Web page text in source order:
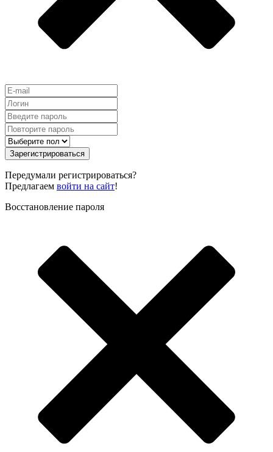
Зарегистрироваться
Передумали регистрироваться?
Предлагаем войти на сайт!
Восстановление пароля